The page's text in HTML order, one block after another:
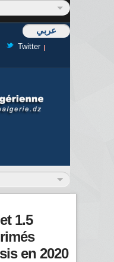
عربي
Twitter
1.5
en 2020